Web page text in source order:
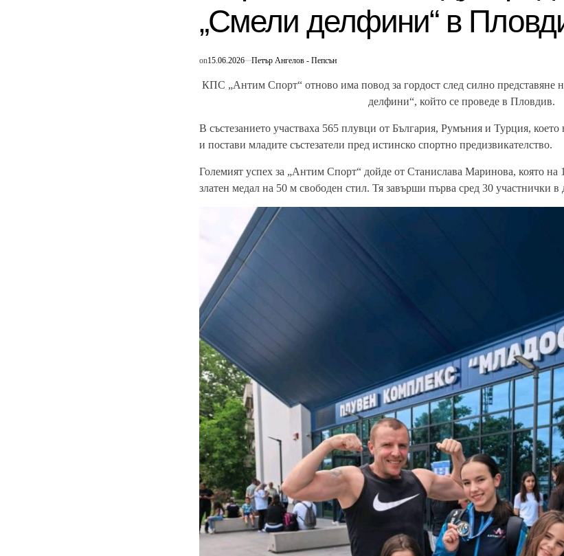
„Смели делфини“ в
on15.06.2026 Петър Ангелов - Пепсън
КПС „Антим Спорт“ отново има повод за гордост след силно представяне
делфини“, който се проведе в Пловдив.
В състезанието участваха 565 плувци от България, Румъния и Турция, което
и постави младите състезатели пред истинско спортно предизвикателство.
Големият успех за „Антим Спорт“ дойде от Станислава Маринова, която на
златен медал на 50 м свободен стил. Тя завърши първа сред 30 участнички